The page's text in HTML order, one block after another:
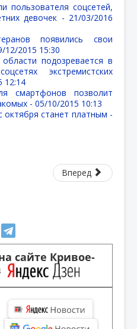
пользователя соцсетей,
девочек - 21/03/2016
появились свои
12/2015 15:30
подозревается в
экстремистских
12:14
смартфонов позволит
- 05/10/2015 10:13
октября станет платным -
Вперед
сайте Кривое-